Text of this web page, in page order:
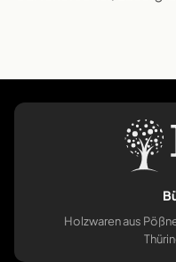
Holzwaren aus